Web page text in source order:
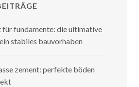
für fundamente: die ultimative
stabiles bauvorhaben
zement: perfekte böden